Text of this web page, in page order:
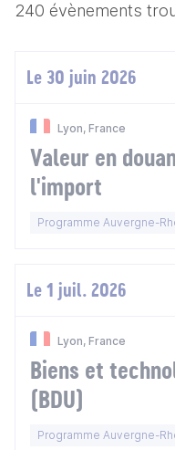
240 évènements
Le 30 juin 2026
Lyon, France
Valeur en
l'import
Programme Auvergne-
Le 1 juil. 2026
Lyon, France
Biens et
(BDU)
Programme Auvergne-